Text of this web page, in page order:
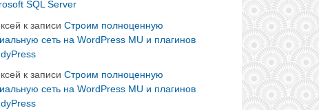
SQL Server
к записи Строим полноценную
сеть на WordPress MU и плагинов
к записи Строим полноценную
сеть на WordPress MU и плагинов